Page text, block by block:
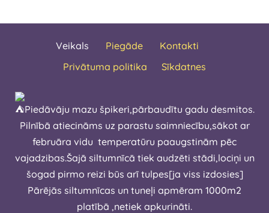
Veikals Piegāde
Kontakti
Privātuma politika
Sīkdatnes
Piedāvāju mazu špikeri,pārbaudītu gadu desmitos.
Pilnībā atiecināms uz parastu saimniecību,sākot ar
februāra vidu temperatūru paaugstinām pēc
vajadzibas.Šajā siltumnīcā tiek audzēti stādi,lociņi un
šogad pirmo reizi būs arī tulpes[ja viss izdosies]
Pārējās siltumnīcas un tuneļi apmēram 1000m2
platībā ,netiek apkurināti.